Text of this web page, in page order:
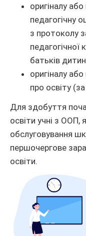
оригіналу
педагогічну
з протоколу
педагогічної
батьків
оригіналу
про освіту
Для здобуття
освіти учні з ООП,
обслуговування
першочергове
освіти.